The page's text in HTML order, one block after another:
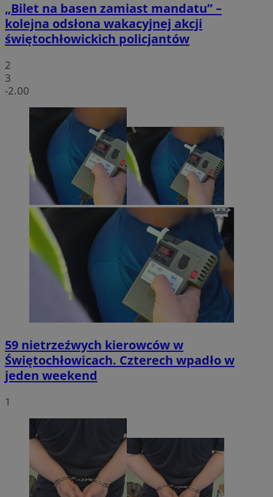
„Bilet na basen zamiast mandatu” –
kolejna odsłona wakacyjnej akcji
świętochłowickich policjantów
2
3
-2.00
59 nietrzeźwych kierowców w
Świętochłowicach. Czterech wpadło w
jeden weekend
1